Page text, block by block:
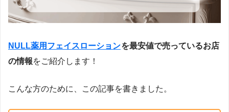
NULL薬用フェイスローションを最安値で売っているお店
の情報をご紹介します！
こんな方のために、この記事を書きました。